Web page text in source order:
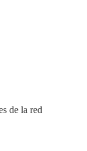
de la red